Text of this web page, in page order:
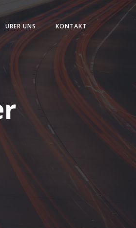
ÜBER UNS KONTAKT